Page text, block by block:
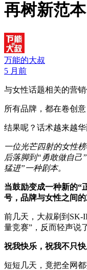
再树新范本
万能的大叔
5 月前
与女性话题相关的营销
所有品牌，都在卷创
结果呢？话术越来越
一位光芒四射的女性
后落脚到“勇敢做自己
猛进”一种剧本。
当鼓励变成一种新的“
号，品牌与女性之间
前几天，大叔刷到SK-
量竞赛”，反而轻声说
祝我快乐，祝我不只快
短短几天，竟把全网都